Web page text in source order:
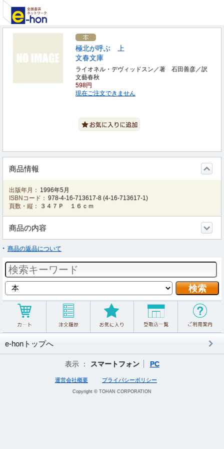
極北が呼ぶ 上
文春文庫
ライオネル・デヴィッドスン／著 石田善彦／訳
文藝春秋
598円
現在ご注文できません
商品情報
出版年月： 1996年5月
ISBNコード： 978-4-16-713617-8 (4-16-713617-1)
頁数・縦：
３４７Ｐ １６ｃｍ
商品の内容
商品の返品について
e-honトップへ
表示 ： スマートフォン PC
運営会社概要 プライバシーポリシー
Copyright © TOHAN CORPORATION